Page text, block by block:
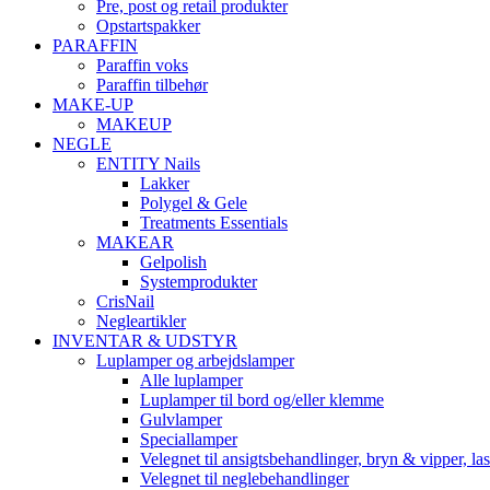
Pre, post og retail produkter
Opstartspakker
PARAFFIN
Paraffin voks
Paraffin tilbehør
MAKE-UP
MAKEUP
NEGLE
ENTITY Nails
Lakker
Polygel & Gele
Treatments Essentials
MAKEAR
Gelpolish
Systemprodukter
CrisNail
Negleartikler
INVENTAR & UDSTYR
Luplamper og arbejdslamper
Alle luplamper
Luplamper til bord og/eller klemme
Gulvlamper
Speciallamper
Velegnet til ansigtsbehandlinger, bryn & vipper,
Velegnet til neglebehandlinger